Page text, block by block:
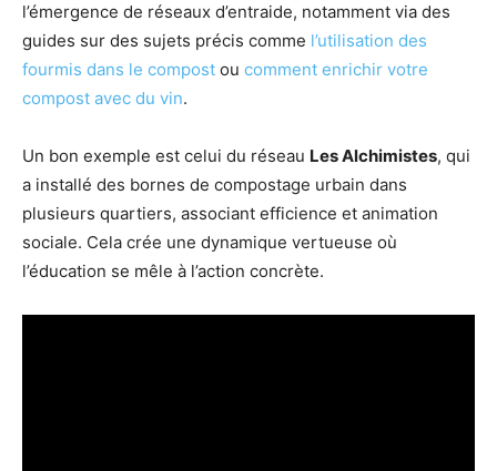
l’émergence de réseaux d’entraide, notamment via des
guides sur des sujets précis comme l’utilisation des
fourmis dans le compost ou comment enrichir votre
compost avec du vin.
Un bon exemple est celui du réseau Les Alchimistes, qui
a installé des bornes de compostage urbain dans
plusieurs quartiers, associant efficience et animation
sociale. Cela crée une dynamique vertueuse où
l’éducation se mêle à l’action concrète.